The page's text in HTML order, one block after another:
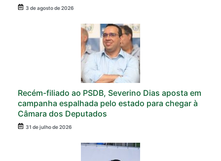
3 de agosto de 2026
Recém-filiado ao PSDB, Severino Dias aposta em
campanha espalhada pelo estado para chegar à
Câmara dos Deputados
31 de julho de 2026